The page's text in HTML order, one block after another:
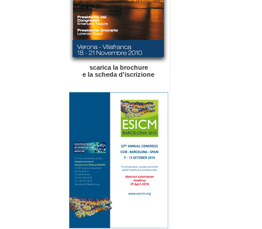
scarica la brochure
e la scheda d'iscrizione